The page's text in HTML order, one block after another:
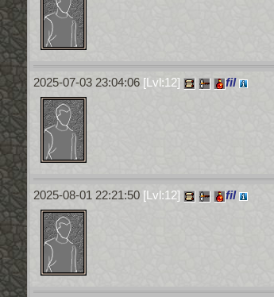
2025-07-03 23:04:06 [Lvl:12] fil
2025-08-01 22:21:50 [Lvl:12] fil